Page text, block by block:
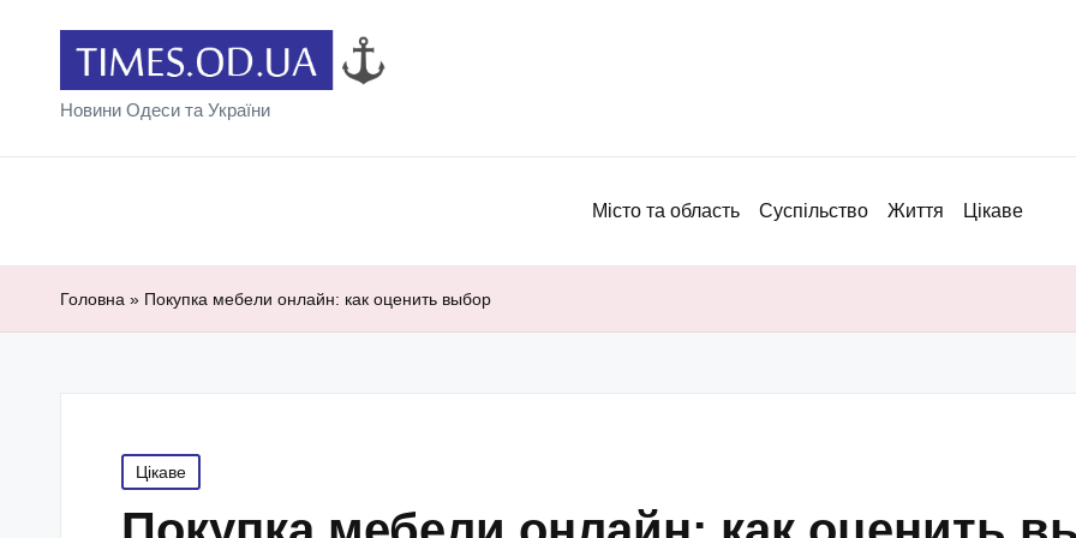
Новини Одеси та України
Місто та область Суспільство Життя Цікаве
Головна » Покупка мебели онлайн: как оценить выбор
Posted
in
Цікаве